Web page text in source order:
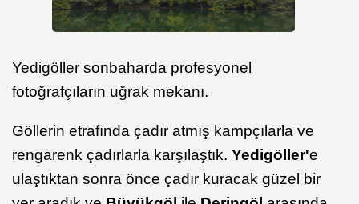
Yedigöller sonbaharda profesyonel
fotoğrafçıların uğrak mekanı.
Göllerin etrafında çadır atmış kampçılarla ve
rengarenk çadırlarla karşılaştık. Yedigöller'e
ulaştıktan sonra önce çadır kuracak güzel bir